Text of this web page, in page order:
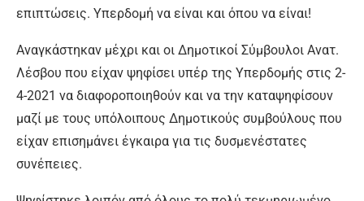
επιπτώσεις. Υπερδομή να είναι και όπου να είναι!
Αναγκάστηκαν μέχρι και οι Δημοτικοί Σύμβουλοι Ανατ.
Λέσβου που είχαν ψηφίσει υπέρ της Υπερδομής στις 2-
4-2021 να διαφοροποιηθούν και να την καταψηφίσουν
μαζί με τους υπόλοιπους Δημοτικούς συμβούλους που
είχαν επισημάνει έγκαιρα για τις δυσμενέστατες
συνέπειες.